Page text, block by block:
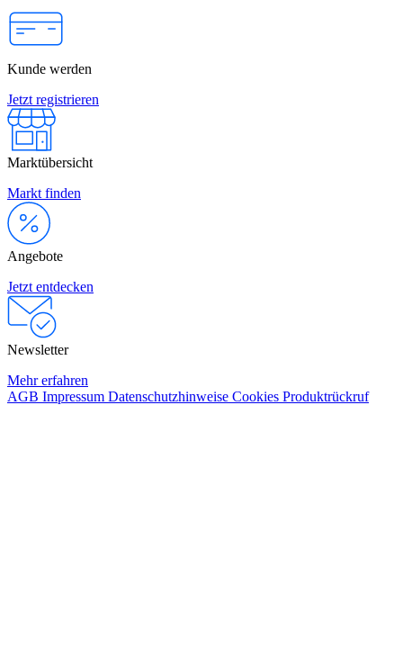
Kunde werden
Jetzt registrieren
Marktübersicht
Markt finden
Angebote
Jetzt entdecken
Newsletter
Mehr erfahren
AGB Impressum Datenschutzhinweise Cookies Produktrückruf